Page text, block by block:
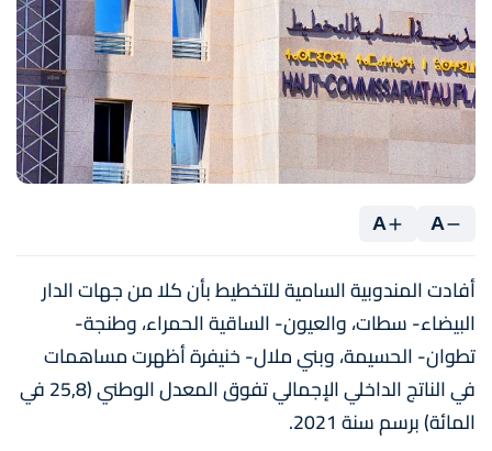
A
A
أفادت المندوبية السامية للتخطيط بأن كلا من جهات الدار
البيضاء- سطات، والعيون- الساقية الحمراء، وطنجة-
تطوان- الحسيمة، وبني ملال- خنيفرة أظهرت مساهمات
في الناتج الداخلي الإجمالي تفوق المعدل الوطني (25,8 في
المائة) برسم سنة 2021.